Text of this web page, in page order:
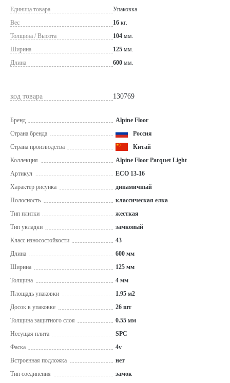
Единица товара
Упаковка
Вес
16 кг.
Толщина / Высота
104 мм.
Ширина
125 мм.
Длина
600 мм.
код товара 130769
Бренд
Alpine Floor
Страна бренда
Россия
Страна производства
Китай
Коллекция
Alpine Floor Parquet Light
Артикул
ЕСО 13-16
Характер рисунка
динамичный
Полосность
классическая елка
Тип плитки
жесткая
Тип укладки
замковый
Класс износостойкости
43
Длина
600 мм
Ширина
125 мм
Толщина
4 мм
Площадь упаковки
1.95 м2
Досок в упаковке
26 шт
Толщина защитного слоя
0.55 мм
Несущая плита
SPC
Фаска
4v
Встроенная подложка
нет
Тип соединения
замок